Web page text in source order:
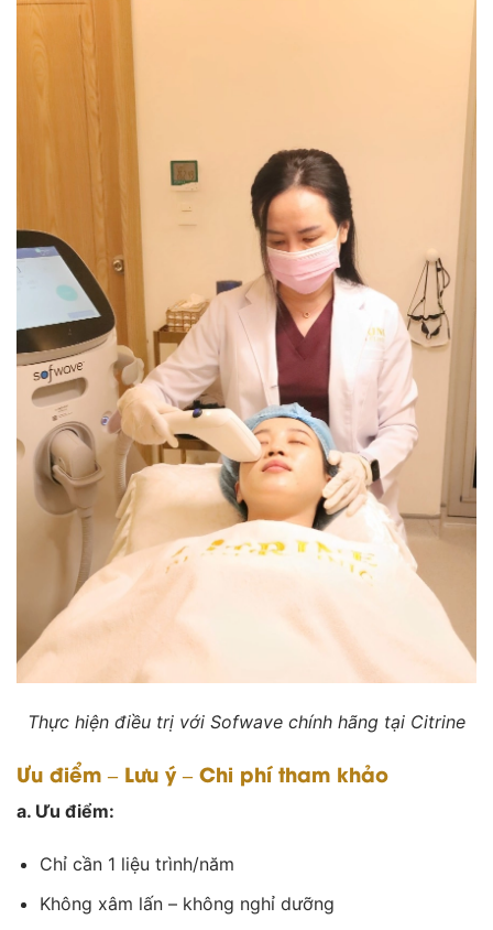
Thực hiện điều trị với Sofwave chính hãng tại Citrine
Ưu điểm – Lưu ý– Chi phítham khảo
a. Ưu điểm:
Chỉ cần 1 liệu trình/năm
Không xâm lấn – không nghỉ dưỡng